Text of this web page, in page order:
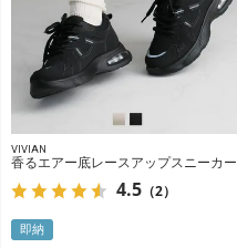
VIVIAN
香るエアー底レースアップスニーカー
4.5 （2）
即納